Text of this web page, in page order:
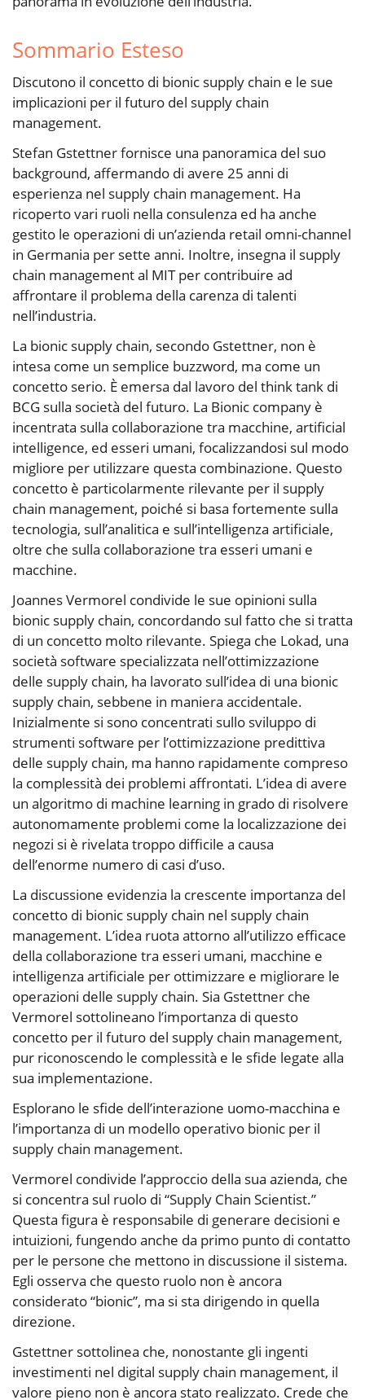
Sommario Esteso
Discutono il concetto di bionic supply chain e le sue
implicazioni per il futuro del supply chain
management.
Stefan Gstettner fornisce una panoramica del suo
background, affermando di avere 25 anni di
esperienza nel supply chain management. Ha
ricoperto vari ruoli nella consulenza ed ha anche
gestito le operazioni di un’azienda retail omni-channel
in Germania per sette anni. Inoltre, insegna il supply
chain management al MIT per contribuire ad
affrontare il problema della carenza di talenti
nell’industria.
La bionic supply chain, secondo Gstettner, non è
intesa come un semplice buzzword, ma come un
concetto serio. È emersa dal lavoro del think tank di
BCG sulla società del futuro. La Bionic company è
incentrata sulla collaborazione tra macchine, artificial
intelligence, ed esseri umani, focalizzandosi sul modo
migliore per utilizzare questa combinazione. Questo
concetto è particolarmente rilevante per il supply
chain management, poiché si basa fortemente sulla
tecnologia, sull’analitica e sull’intelligenza artificiale,
oltre che sulla collaborazione tra esseri umani e
macchine.
Joannes Vermorel condivide le sue opinioni sulla
bionic supply chain, concordando sul fatto che si tratta
di un concetto molto rilevante. Spiega che Lokad, una
società software specializzata nell’ottimizzazione
delle supply chain, ha lavorato sull’idea di una bionic
supply chain, sebbene in maniera accidentale.
Inizialmente si sono concentrati sullo sviluppo di
strumenti software per l’ottimizzazione predittiva
delle supply chain, ma hanno rapidamente compreso
la complessità dei problemi affrontati. L’idea di avere
un algoritmo di machine learning in grado di risolvere
autonomamente problemi come la localizzazione dei
negozi si è rivelata troppo difficile a causa
dell’enorme numero di casi d’uso.
La discussione evidenzia la crescente importanza del
concetto di bionic supply chain nel supply chain
management. L’idea ruota attorno all’utilizzo efficace
della collaborazione tra esseri umani, macchine e
intelligenza artificiale per ottimizzare e migliorare le
operazioni delle supply chain. Sia Gstettner che
Vermorel sottolineano l’importanza di questo
concetto per il futuro del supply chain management,
pur riconoscendo le complessità e le sfide legate alla
sua implementazione.
Esplorano le sfide dell’interazione uomo-macchina e
l’importanza di un modello operativo bionic per il
supply chain management.
Vermorel condivide l’approccio della sua azienda, che
si concentra sul ruolo di “Supply Chain Scientist.”
Questa figura è responsabile di generare decisioni e
intuizioni, fungendo anche da primo punto di contatto
per le persone che mettono in discussione il sistema.
Egli osserva che questo ruolo non è ancora
considerato “bionic”, ma si sta dirigendo in quella
direzione.
Gstettner sottolinea che, nonostante gli ingenti
investimenti nel digital supply chain management, il
valore pieno non è ancora stato realizzato. Crede che